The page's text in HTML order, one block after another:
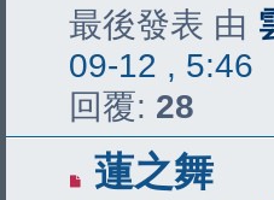
最後發表 由
09-12 , 5:46
回覆: 28
蓮之舞